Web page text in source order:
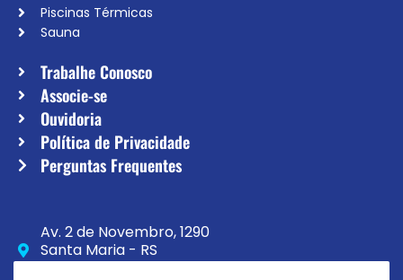
Piscinas Térmicas
Sauna
Trabalhe Conosco
Associe-se
Ouvidoria
Política de Privacidade
Perguntas Frequentes
Av. 2 de Novembro, 1290
Santa Maria - RS
CEP 97020-230